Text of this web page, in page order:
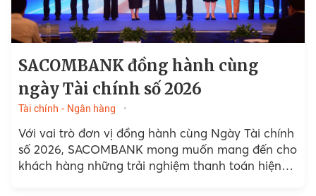
SACOMBANK đồng hành cùng
ngày Tài chính số 2026
Tài chính - Ngân hàng
Với vai trò đơn vị đồng hành cùng Ngày Tài chính
số 2026, SACOMBANK mong muốn mang đến cho
khách hàng những trải nghiệm thanh toán hiện